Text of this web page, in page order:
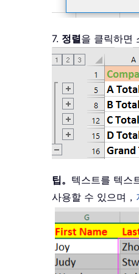
7. 정렬을 클릭하면
팁。 텍스트를 텍스
사용할 수 있으며，